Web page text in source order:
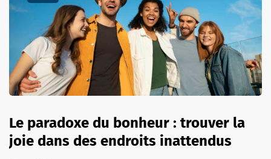
Le paradoxe du bonheur : trouver la
joie dans des endroits inattendus